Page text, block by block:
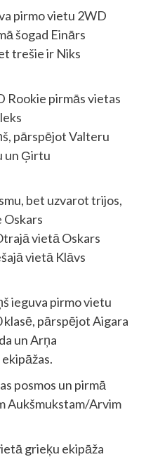
pirmo vietu 2WD
šogad Einārs
trešie ir Niks
Rookie pirmās vietas
pārspējot Valteru
un Ģirtu
bet uzvarot trijos,
Oskars
vietā Oskars
vietā Klāvs
ieguva pirmo vietu
pārspējot Aigara
un Arņa
posmos un pirmā
Aukšmukstam/Arvim
grieķu ekipāža